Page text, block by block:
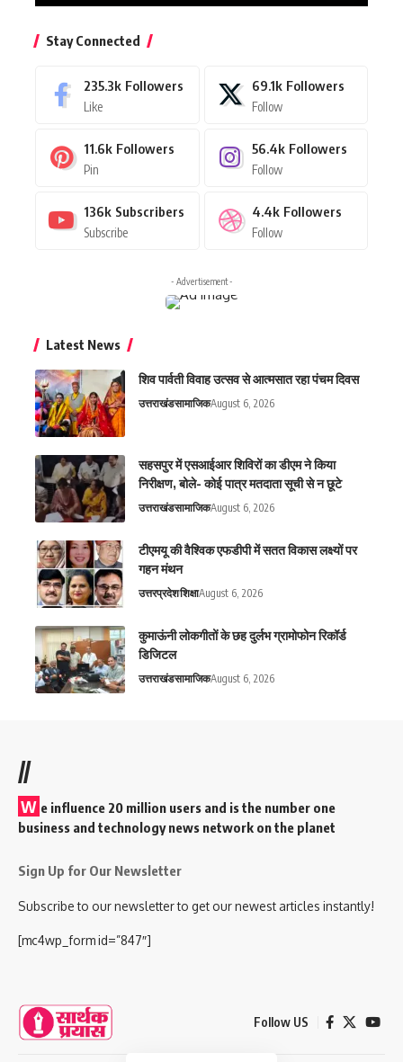
Stay Connected
235.3k Followers
Like
69.1k Followers
Follow
11.6k Followers
Pin
56.4k Followers
Follow
136k Subscribers
Subscribe
4.4k Followers
Follow
- Advertisement -
Latest News
शिव पार्वती विवाह उत्सव से आत्मसात रहा पंचम दिवस
उत्तराखंडसामाजिकAugust 6, 2026
सहसपुर में एसआईआर शिविरों का डीएम ने किया
निरीक्षण, बोले- कोई पात्र मतदाता सूची से न छूटे
उत्तराखंडसामाजिकAugust 6, 2026
टीएमयू की वैश्विक एफडीपी में सतत विकास लक्ष्यों पर
गहन मंथन
उत्तरप्रदेशशिक्षाAugust 6, 2026
कुमाऊंनी लोकगीतों के छह दुर्लभ ग्रामोफोन रिकॉर्ड
डिजिटल
उत्तराखंडसामाजिकAugust 6, 2026
//
W e influence 20 million users and is the number one
business and technology news network on the planet
Sign Up for Our Newsletter
Subscribe to our newsletter to get our newest articles instantly!
[mc4wp_form id=”847″]
Follow US